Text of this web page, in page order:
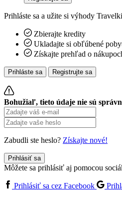
Prihláste sa a užite si výhody
Zbierajte kredity
Ukladajte si obľúbené
Získajte prehľad o
Prihláste sa Registrujte sa
Bohužiaľ, tieto údaje nie sú
Zabudli ste heslo? Získajte nové!
Prihlásiť sa
Môžete sa prihlásiť aj pomocou
Prihlásiť sa cez Facebook